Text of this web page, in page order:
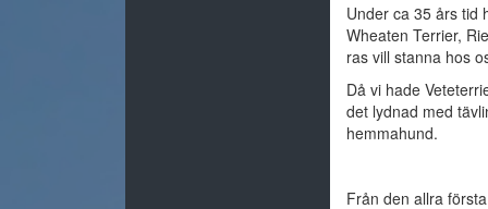
Under ca 35 års tid
Wheaten Terrier,
ras vill stanna hos
Då vi hade
det lydnad med
hemmahund.
Från den allra